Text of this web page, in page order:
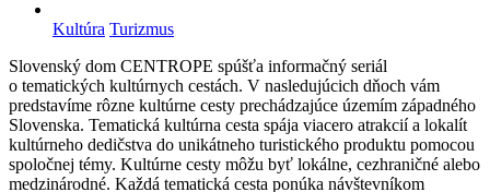
Kultúra Turizmus
Slovenský dom CENTROPE spúšťa informačný seriál
o tematických kultúrnych cestách. V nasledujúcich dňoch vám
predstavíme rôzne kultúrne cesty prechádzajúce územím západného
Slovenska. Tematická kultúrna cesta spája viacero atrakcií a lokalít
kultúrneho dedičstva do unikátneho turistického produktu pomocou
spoločnej témy. Kultúrne cesty môžu byť lokálne, cezhraničné alebo
medzinárodné. Každá tematická cesta ponúka návštevníkom